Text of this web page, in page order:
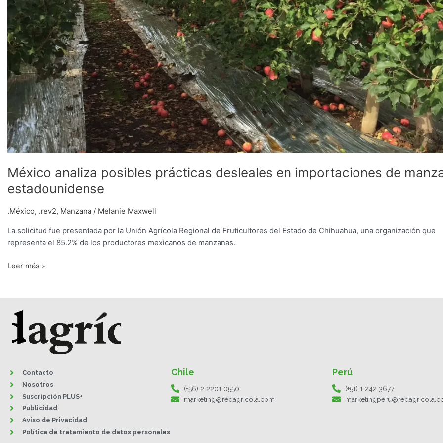
México analiza posibles prácticas desleales en importaciones de
estadounidense
.México, .rev2, Manzana / Melanie Maxwell
La solicitud fue presentada por la Unión Agrícola Regional de Fruticultores del Estado de Chihuahua, una organización que
representa el 85.2% de los productores mexicanos de manzanas.
Leer más »
Contacto
Nosotros
Suscripción PLUS+
Publicidad
Aviso de Privacidad
Política de tratamiento de datos personales
Chile
(+56) 2 2201 0550
marketing@redagricola.com
Perú
(+51) 1 242 3677